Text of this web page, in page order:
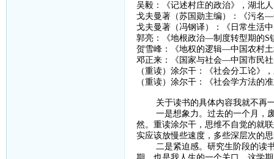
吴毅：《记述村庄的政治》，湖北
戈夫曼著（苏国勋主编）：《污名
戈夫曼著（冯钢译）：《日常生活
郭亮：《地根政治—制度转型期的S
贺雪峰：《地权的逻辑—中国农村
邓正来：《国家与社会—中国市民
（重读）涂尔干：《社会分工论》
（重读）涂尔干：《社会学方法的
关于读书的具体内容我就不再一
一是想象力。过去的一个月，废
然。重读涂尔干，思维不自觉的就
实应该放慢些速度，多些深层次的
二是紧迫感。研究生阶段的读书